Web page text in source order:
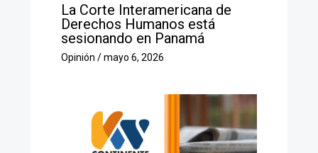
La Corte Interamericana de
Derechos Humanos está
sesionando en Panamá
Opinión /mayo 6, 2026